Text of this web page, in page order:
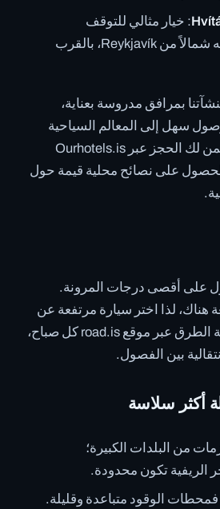
(Borgarfjörður): خيار مثالي للتوقف
والاستراحة عند التوجه شمالاً من Reykjavík، بالقرب
بمرافق مدروسة بعناية،
سهل إلى المعالم السياحية
التي يجب زيارتها. يضمن لك الحجز عبر Ourhotels.is
على نصائح محلية قيمة حول
على أقصى درجات المرونة.
هناك، لذا اختر سيارة مرتفعة عن
الأرض. تحقق من حالة الطرق عبر موقع road.is كل صباح،
بين الفصول.
أكثر سلاسة
من البلدات الكبيرة؛
الريفية تكون محدودة.
فمحطات الوقود متباعدة وقليلة.